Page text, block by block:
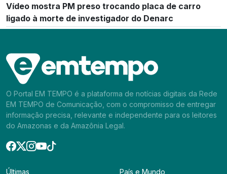
Vídeo mostra PM preso trocando placa de carro
ligado à morte de investigador do Denarc
O Portal EM TEMPO é a plataforma de notícias digitais da Rede
EM TEMPO de Comunicação, com o compromisso de entregar
informação precisa, relevante e independente para os leitores
do Amazonas e da Amazônia Legal.
Últimas
País e Mundo